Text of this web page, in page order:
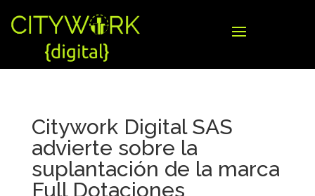
Citywork Digital SAS
advierte sobre la
suplantación de la marca
Full Dotaciones